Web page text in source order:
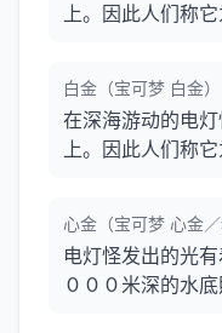
上。因此人们称它
白金（宝可梦 白金）
在深海游动的电
上。因此人们称它
心金（宝可梦 心金／
电灯怪发出的光
０００米深的水底